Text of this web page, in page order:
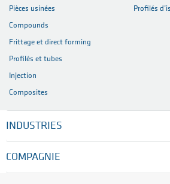
Pièces usinées
Compounds
Frittage et direct forming
Profilés et tubes
Injection
Composites
Profilés
INDUSTRIES
COMPAGNIE